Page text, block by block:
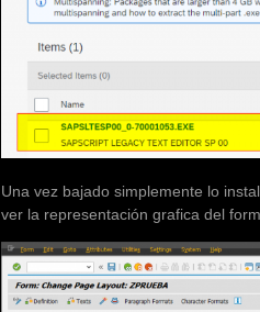
Una vez bajado simplemente lo
ver la representación grafica del